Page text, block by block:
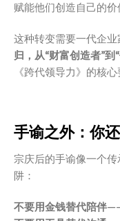
赋能他们创造自己的价
这种转变需要一代企业
归，从“财富创造者”到“
《跨代领导力》的核心
手谕之外：你
宗庆后的手谕像一个传
阱：
不要用金钱替代陪伴